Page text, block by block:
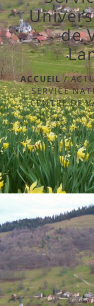
de
ACCUEIL/
SERVICE
CENTRE DE